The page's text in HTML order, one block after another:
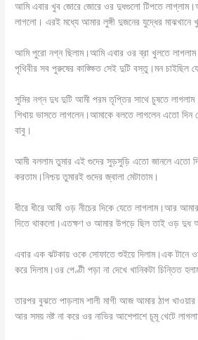
আমি এবার খুব জোরে জোরে ওর দুধগুলো টিপতে
লাগলো। এরই মধ্যে আমার লুঙ্গী দুজনের যুদ্ধের মাঝখানে
আমি পুরো নগ্ন ছিলাম।আমি এবার ওর ব্রা খুলতে
পৃথিবীর সব পুরুষের কাঙ্ক্ষিত সেই দুটি বস্তু।মন চাইছিল
সুমির নগ্ন দুধ দুটি আমী পরম তৃপ্তির সাথে চুষতে
শিখায় ভাসতে লাগলেন।আমাকে বলতে লাগলেন এতো দিন
বাবু।
আমী বললাম তুমার এই গুদের সুড়সুড়ি এতো জানলে এতো
করতাম।নিশ্চয় তুমারই গুদের জ্বালা মেটাতাম।
ধীরে ধীরে আমী ওড় নীচের দিকে যেতে লাগলাম।আর আমার
দিতে থাকলো।এতক্ষণ ও আমার উপড়ে ছিল তাই ওড় দুধ
এবার এক ঝটকায় ওকে সোফাতে শুইয়ে দিলাম।এক টানে
করে দিলাম।ওর পেণ্টী পড়া না দেখে খানিকটা চিন্তিত
তারপর বুঝতে পাড়লাম শালী মাগী আজ আমার ঠাপ
আর সময় নষ্ট না করে ওর নাভির আশেপাশে চূমূ খেটে